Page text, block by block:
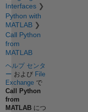
Interfaces
Python with
MATLAB
Call Python
from
MATLAB
ヘルプ センタ
ー および File
Exchangeで
Call Python
from
MATLABにつ